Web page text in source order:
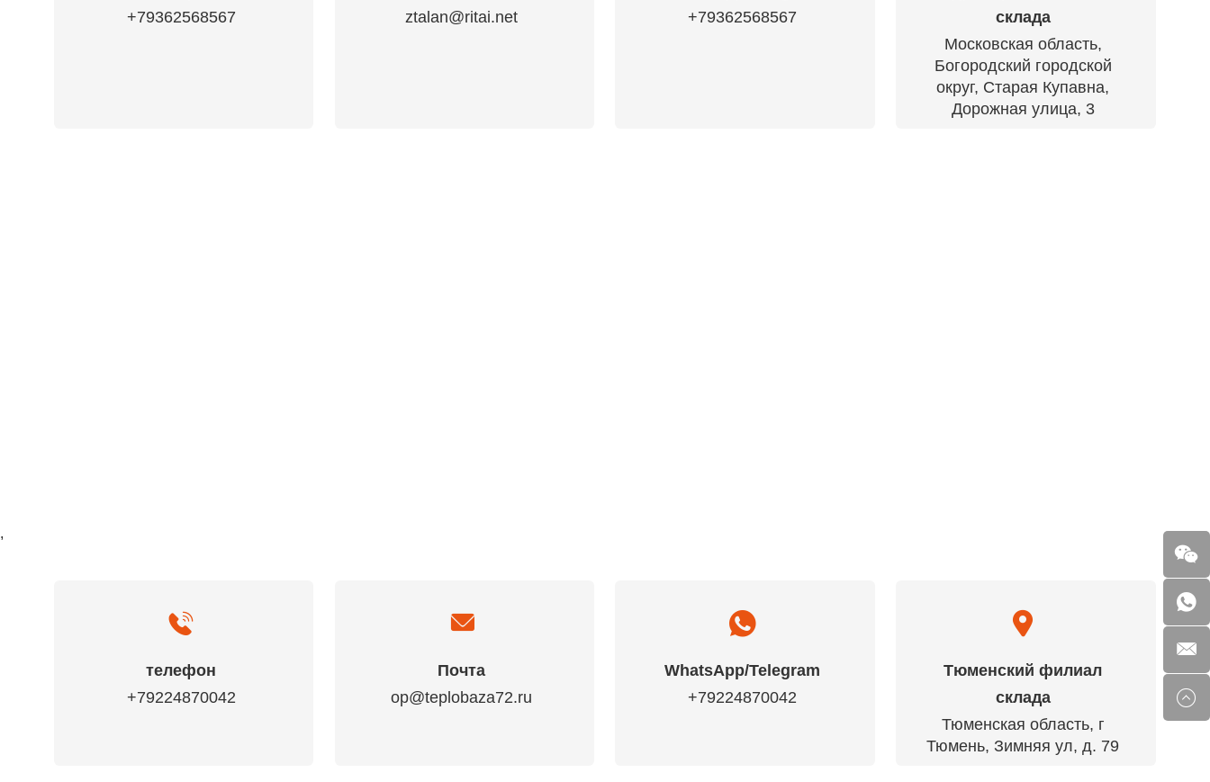
+79362568567
ztalan@ritai.net
+79362568567
склада
Московская область,
Богородский городской
округ, Старая Купавна,
Дорожная улица, 3
,
телефон
+79224870042
Почта
op@teplobaza72.ru
WhatsApp/Telegram
+79224870042
Тюменский филиал
склада
Тюменская область, г
Тюмень, Зимняя ул, д. 79